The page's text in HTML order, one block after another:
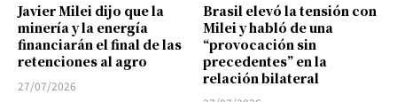
Javier Milei dijo que la
minería y la energía
financiarán el final de las
retenciones al agro
27/07/2026
Brasil elevó la tensión con
Milei y habló de una
“provocación sin
precedentes” en la
relación bilateral